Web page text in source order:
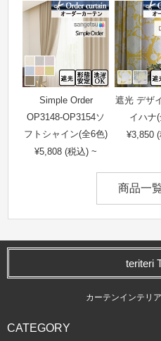
Simple Order
OP3148-OP3154ソ
フトシャイン(全6色)
¥5,808 (税込) ~
遮光 デザ
イハナ
¥3,850
商品一
teriteri
カーテンインテリ
CATEGORY